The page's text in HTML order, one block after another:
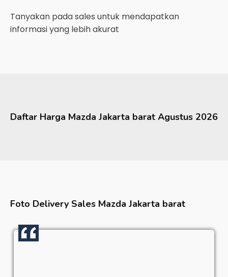
Tanyakan pada sales untuk mendapatkan
informasi yang lebih akurat
Daftar Harga Mazda Jakarta barat Agustus 2026
Foto Delivery Sales Mazda Jakarta barat